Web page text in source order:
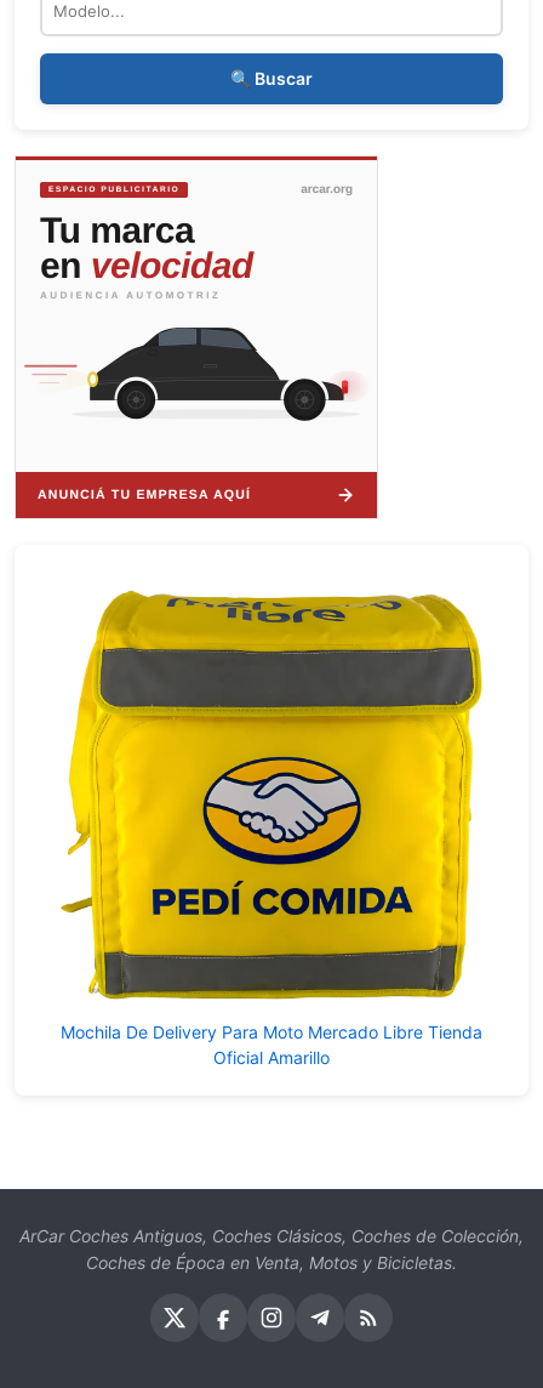
🔍 Buscar
Mochila De Delivery Para Moto Mercado Libre Tienda
Oficial Amarillo
ArCar Coches Antiguos, Coches Clásicos, Coches de Colección,
Coches de Época en Venta, Motos y Bicicletas.